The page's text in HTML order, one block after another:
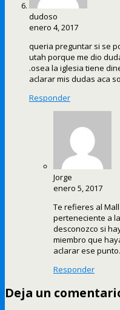
dudoso
enero 4, 2017
queria preguntar si se
utah porque me dio
.osea la iglesia tiene
aclarar mis dudas aca
Responder
Jorge
enero 5, 2017
Te refieres al
perteneciente a
desconozco si
miembro que
aclarar ese punto.
Responder
Deja un